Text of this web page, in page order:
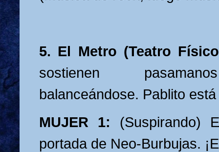
5. El Metro (Teatro
sostienen
balanceándose. Pablito
MUJER 1: (Suspirando)
portada de Neo-Burbujas.